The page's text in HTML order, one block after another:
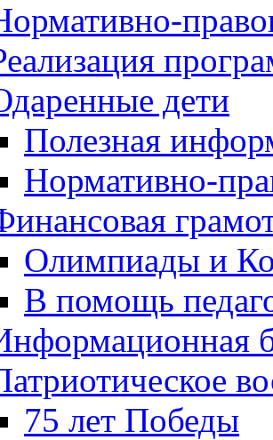
дети
Полезная
Нормативно-
Олимпиады и
В помощь
75 лет Победы